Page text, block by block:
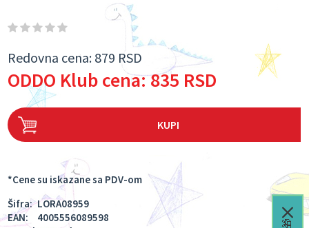
Redovna cena: 879 RSD
ODDO Klub cena:835 RSD
KUPI
*Cene su iskazane sa PDV-om
Šifra: LORA08959
EAN:
4005556089598